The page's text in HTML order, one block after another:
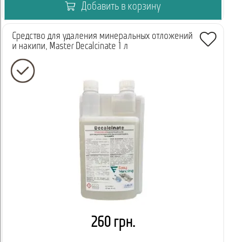
Добавить в корзину
Средство для удаления минеральных отложений
и накипи, Master Decalcinate 1 л
260 грн.